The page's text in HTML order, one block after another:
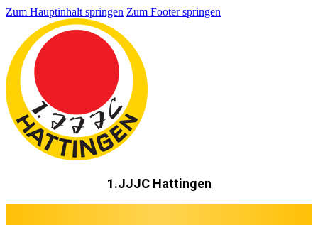
Zum Hauptinhalt springen Zum Footer springen
1.JJJC Hattingen